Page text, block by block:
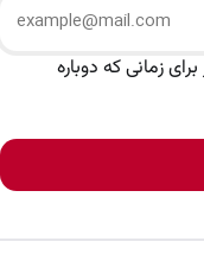
زمانی که دوباره